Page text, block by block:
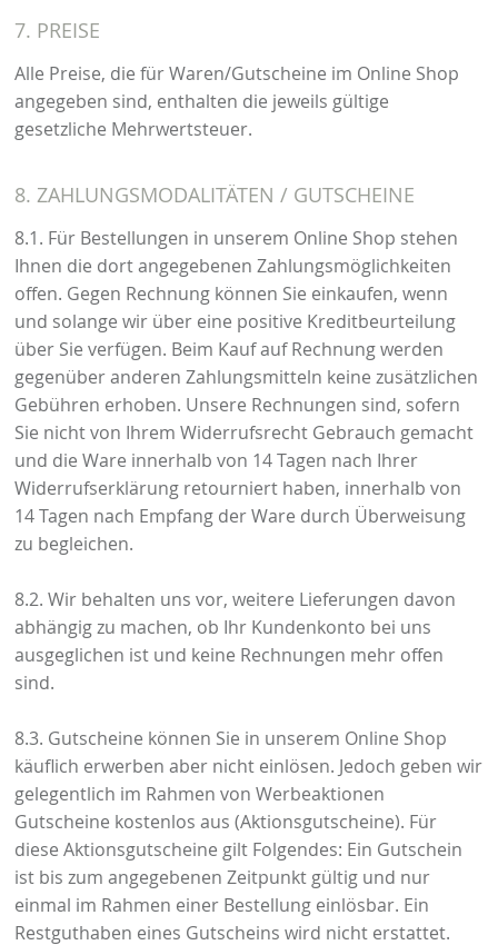
7. PREISE
Alle Preise, die für Waren/Gutscheine im Online Shop
angegeben sind, enthalten die jeweils gültige
gesetzliche Mehrwertsteuer.
8. ZAHLUNGSMODALITÄTEN / GUTSCHEINE
8.1. Für Bestellungen in unserem Online Shop stehen
Ihnen die dort angegebenen Zahlungsmöglichkeiten
offen. Gegen Rechnung können Sie einkaufen, wenn
und solange wir über eine positive Kreditbeurteilung
über Sie verfügen. Beim Kauf auf Rechnung werden
gegenüber anderen Zahlungsmitteln keine zusätzlichen
Gebühren erhoben. Unsere Rechnungen sind, sofern
Sie nicht von Ihrem Widerrufsrecht Gebrauch gemacht
und die Ware innerhalb von 14 Tagen nach Ihrer
Widerrufserklärung retourniert haben, innerhalb von
14 Tagen nach Empfang der Ware durch Überweisung
zu begleichen.
8.2. Wir behalten uns vor, weitere Lieferungen davon
abhängig zu machen, ob Ihr Kundenkonto bei uns
ausgeglichen ist und keine Rechnungen mehr offen
sind.
8.3. Gutscheine können Sie in unserem Online Shop
käuflich erwerben aber nicht einlösen. Jedoch geben wir
gelegentlich im Rahmen von Werbeaktionen
Gutscheine kostenlos aus (Aktionsgutscheine). Für
diese Aktionsgutscheine gilt Folgendes: Ein Gutschein
ist bis zum angegebenen Zeitpunkt gültig und nur
einmal im Rahmen einer Bestellung einlösbar. Ein
Restguthaben eines Gutscheins wird nicht erstattet.